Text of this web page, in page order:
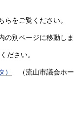
をご覧ください。
の別ページに移動し
ださい。
（流山市議会ホ